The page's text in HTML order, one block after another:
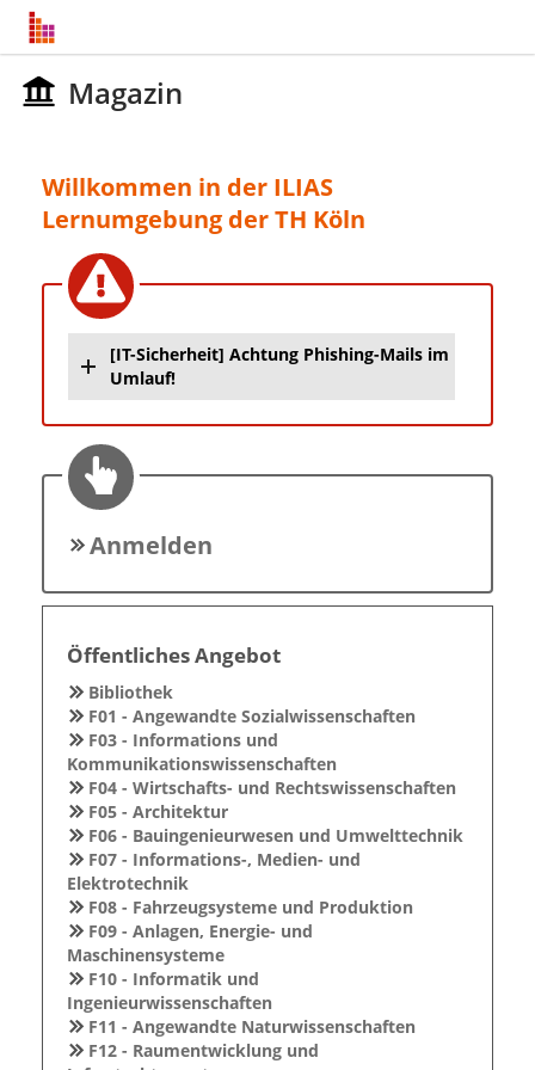
Magazin
Willkommen in der ILIAS
Lernumgebung der TH Köln
[IT-Sicherheit] Achtung Phishing-Mails im
Umlauf!
Anmelden
Öffentliches Angebot
Bibliothek
F01 - Angewandte Sozialwissenschaften
F03 - Informations und
Kommunikationswissenschaften
F04 - Wirtschafts- und Rechtswissenschaften
F05 - Architektur
F06 - Bauingenieurwesen und Umwelttechnik
F07 - Informations-, Medien- und
Elektrotechnik
F08 - Fahrzeugsysteme und Produktion
F09 - Anlagen, Energie- und
Maschinensysteme
F10 - Informatik und
Ingenieurwissenschaften
F11 - Angewandte Naturwissenschaften
F12 - Raumentwicklung und